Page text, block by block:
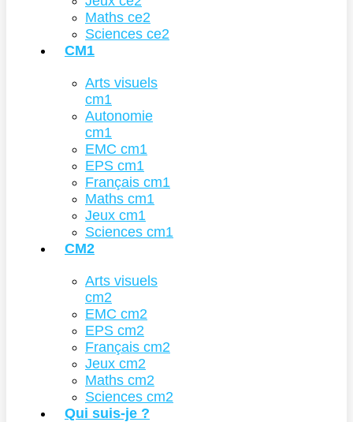
Maths ce2
Sciences ce2
CM1
Arts visuels
cm1
Autonomie
cm1
EMC cm1
EPS cm1
Français cm1
Maths cm1
Jeux cm1
Sciences cm1
CM2
Arts visuels
cm2
EMC cm2
EPS cm2
Français cm2
Jeux cm2
Maths cm2
Sciences cm2
Qui suis-je ?